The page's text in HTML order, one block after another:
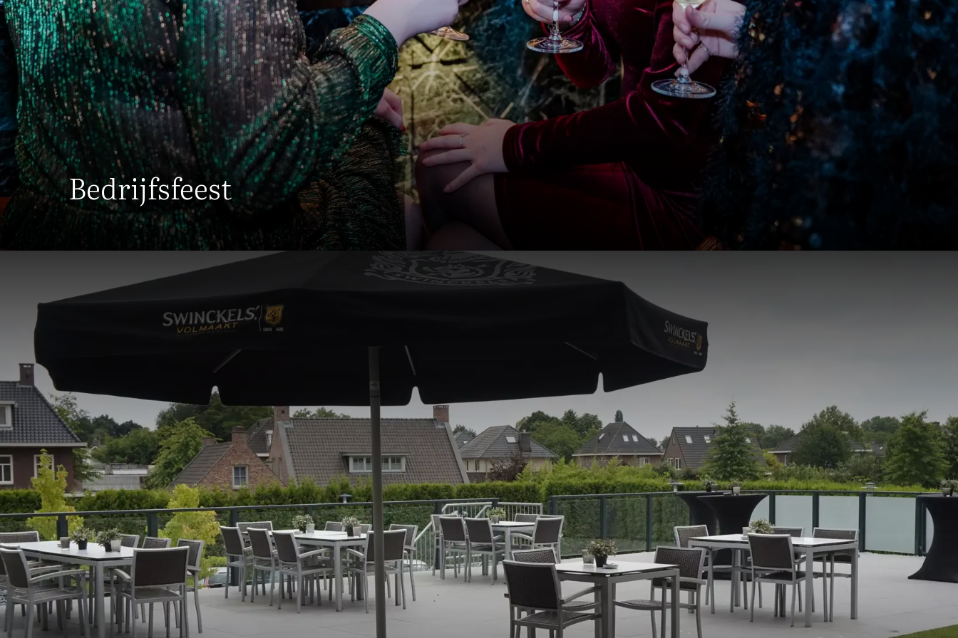
Bedrijfsfeest
Onvergetelijke bedrijfsfeesten in Van der Valk Hotel
Welkom bij Van der Valk Hotel Breda, de perfecte locatie voor uw volgende bedrijfsfeest in het hart van Brabant.
Of u nu een groot gala, een intiem personeelsfeest of een thematisch evenement plant, wij bieden alles wat u
nodig heeft voor een geslaagde en memorabele avond. Ontdek waarom Van der Valk Hotel Breda de ideale keuze
is voor uw bedrijfsfeest.
Flexibele evenementenzalen
Bij Van der Valk Hotel Breda beschikken we over diverse multifunctionele zalen die perfect kunnen worden
aangepast aan de specifieke wensen en behoeften van uw evenement. Onze zalen zijn geschikt voor zowel kleine
gezelschappen als grote groepen en zijn voorzien van moderne audiovisuele apparatuur om uw feest tot een
succes te maken. Van intieme bijeenkomsten tot grootschalige evenementen, wij hebben de perfecte ruimte